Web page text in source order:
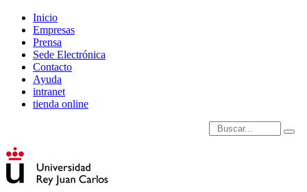
Inicio
Empresas
Prensa
Sede Electrónica
Contacto
Ayuda
intranet
tienda online
Introduce términos de